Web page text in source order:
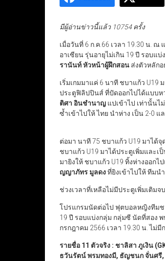
มีผู้อ่านข่าวนี้แล้ว 10754 ครั้ง
เมื่อวันที่ 6 ก.ค.66 เวลา 19.30 น.
อาเซียน รุ่นอายุไม่เกิน 19 ปี รอบ
รานันท์ หัวหน้าผู้ฝึกสอน ส่งตัวหลักอ
เริ่มเกมมาแค่ 6 นาที ชบาแก้ว U19
ประตูฟิลิปปินส์ ที่ปัดออกไปได้แบบห
ติศา อินชำนาญ แปเข้าไป เท่านั้นไ
ซ้ำเข้าไปให้ ไทย นำห่าง เป็น 2-0
ต่อมา นาที 75 ชบาแก้ว U19 มาได้
ชบาแก้ว U19 มาได้ประตูเพิ่มและเ
มายิงให้ ชบาแก้ว U19 ทิ้งห่างออก
ญญาภัทร มูลดงที่ยิงเข้าไปให้ ทีมน
ช่วงเวลาที่เหลือไม่มีประตูเพิ่มเติมจ
โปรแกรมนัดต่อไป ฟุตบอลหญิงทีมช
19 ปี รอบแบ่งกลุ่ม กลุ่มซี นัดที่สอง
กรกฎาคม 2566 เวลา 19.30 น. ไม่
รายชื่อ 11 ตัวจริง : ชาลิสา ภูเงิน
ธวันรัตน์ พรมทองมี, ธัญชนก จั่นศ